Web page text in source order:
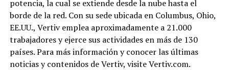
potencia, la cual se extiende desde la nube hasta el
borde de la red. Con su sede ubicada en Columbus, Ohio,
EE.UU., Vertiv emplea aproximadamente a 21.000
trabajadores y ejerce sus actividades en más de 130
países. Para más información y conocer las últimas
noticias y contenidos de Vertiv, visite Vertiv.com.